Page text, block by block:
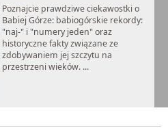
Poznajcie prawdziwe ciekawostki o
Babiej Górze: babiogórskie rekordy:
"naj-" i "numery jeden" oraz
historyczne fakty związane ze
zdobywaniem jej szczytu na
przestrzeni wieków. ...